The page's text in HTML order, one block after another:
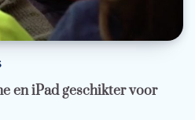
en iPad geschikter voor